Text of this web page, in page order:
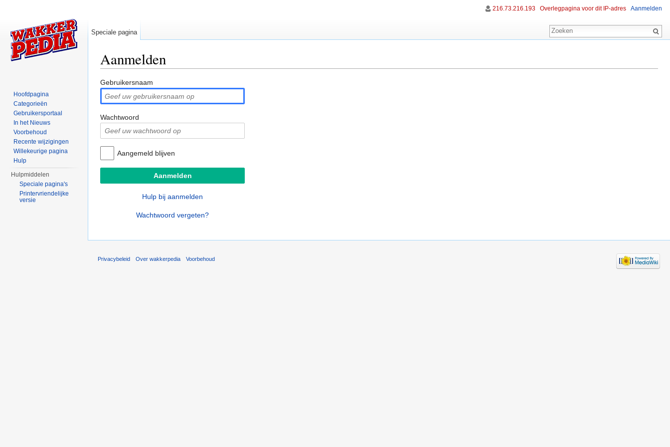
Aanmelden
Gebruikersnaam
Wachtwoord
Aangemeld blijven
Hulp bij aanmelden
Wachtwoord vergeten?
216.73.216.193 Overlegpagina voor dit IP-adres Aanmelden
Speciale pagina
Hoofdpagina
Categorieën
Gebruikersportaal
In het Nieuws
Voorbehoud
Recente wijzigingen
Willekeurige pagina
Hulp
Hulpmiddelen
Speciale pagina's
Printervriendelijke
versie
Privacybeleid Over wakkerpedia Voorbehoud